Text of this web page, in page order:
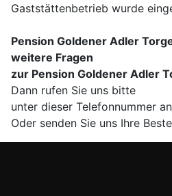
Gaststättenbetrieb wurde
Pension Goldener Adler
weitere Fragen
zur Pension Goldener Adler
Dann rufen Sie uns bitte
unter dieser Telefonnummer
Oder senden Sie uns Ihre